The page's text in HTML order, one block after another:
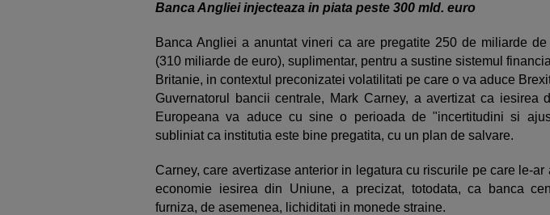
Banca Angliei injecteaza in piata peste 300 mld. euro
Banca Angliei a anuntat vineri ca are pregatite 250 de miliarde
(310 miliarde de euro), suplimentar, pentru a sustine sistemul
Britanie, in contextul preconizatei volatilitati pe care o va aduce
Guvernatorul bancii centrale, Mark Carney, a avertizat ca iesirea
Europeana va aduce cu sine o perioada de "incertitudini si
subliniat ca institutia este bine pregatita, cu un plan de salvare.
Carney, care avertizase anterior in legatura cu riscurile pe care le-ar
economie iesirea din Uniune, a precizat, totodata, ca banca
furniza, de asemenea, lichiditati in monede straine.